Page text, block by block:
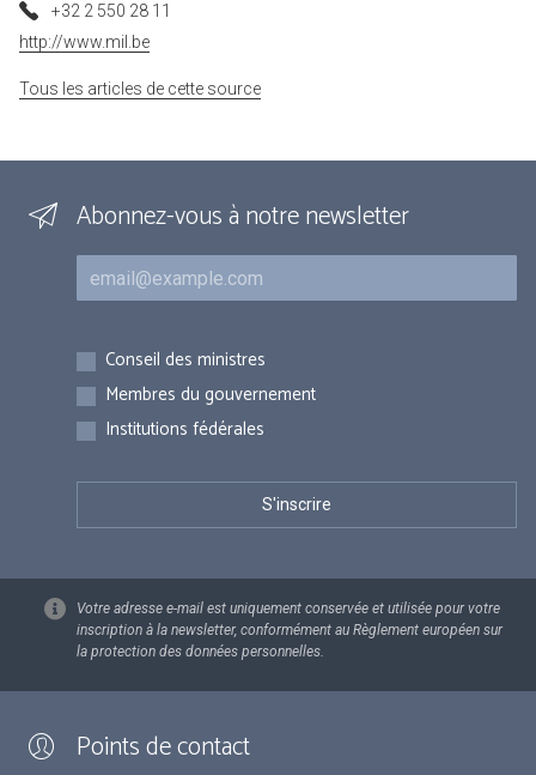
+32 2 550 28 11
http://www.mil.be
Tous les articles de cette source
Abonnez-vous à notre newsletter
Courriel
Inscriptions
Conseil des ministres
Membres du gouvernement
Institutions fédérales
Votre adresse e-mail est uniquement conservée et utilisée pour votre
inscription à la newsletter, conformément au Règlement européen sur
la protection des données personnelles.
Points de contact